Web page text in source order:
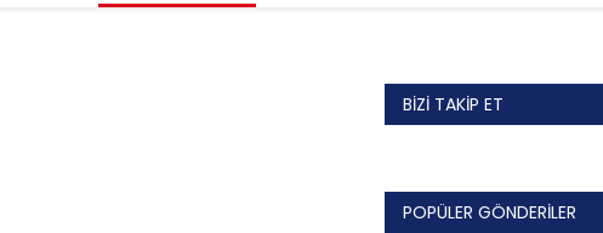
BIZI TAKIP ET
POPÜLER GÖNDERILER